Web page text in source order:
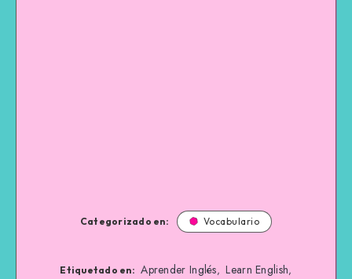
Categorizado en: Vocabulario
Etiquetado en: Aprender Inglés, Learn English,